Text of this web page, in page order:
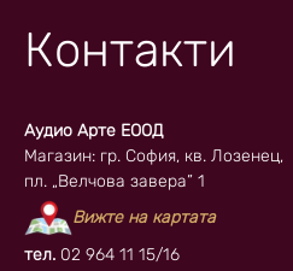
Контакти
Аудио Арте ЕООД
Магазин: гр. София, кв. Лозенец,
пл. „Велчова завера” 1
Вижте на картата
тел. 02 964 11 15/16